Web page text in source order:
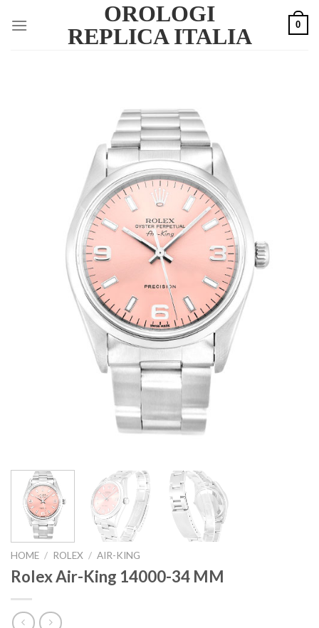
OROLOGI
REPLICA ITALIA
0
HOME / ROLEX / AIR-KING
Rolex Air-King 14000-34 MM